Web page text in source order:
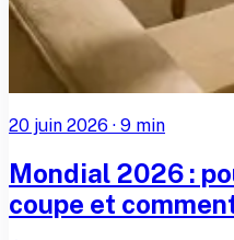
20 juin 2026 · 9 min
Mondial 2026 :
coupe et